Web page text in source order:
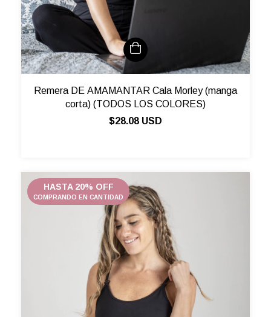
Remera DE AMAMANTAR Cala Morley (manga
corta) (TODOS LOS COLORES)
$28.08 USD
HASTA 20% OFF
COMPRANDO EN CANTIDAD